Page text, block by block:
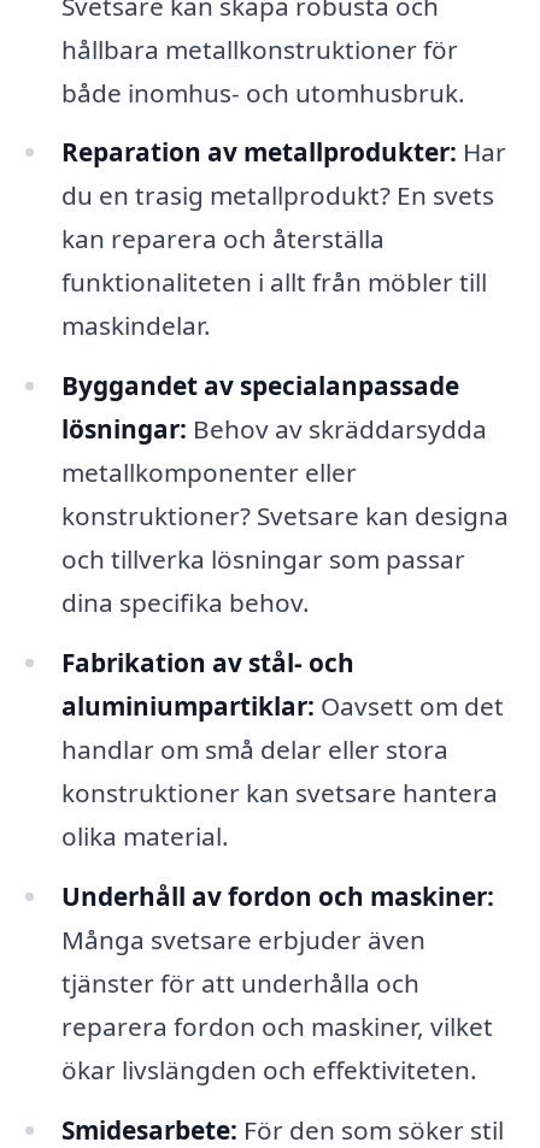
hållbara metallkonstruktioner för
både inomhus- och utomhusbruk.
Reparation av metallprodukter: Har
du en trasig metallprodukt? En svets
kan reparera och återställa
funktionaliteten i allt från möbler till
maskindelar.
Byggandet av specialanpassade
lösningar: Behov av skräddarsydda
metallkomponenter eller
konstruktioner? Svetsare kan designa
och tillverka lösningar som passar
dina specifika behov.
Fabrikation av stål- och
aluminiumpartiklar: Oavsett om det
handlar om små delar eller stora
konstruktioner kan svetsare hantera
olika material.
Underhåll av fordon och maskiner:
Många svetsare erbjuder även
tjänster för att underhålla och
reparera fordon och maskiner, vilket
ökar livslängden och effektiviteten.
Smidesarbete: För den som söker stil